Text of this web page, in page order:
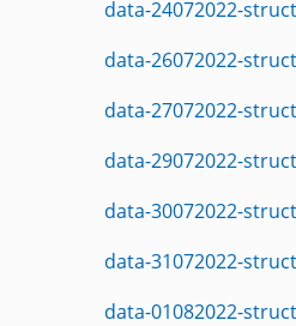
data-24072022-
data-26072022-
data-27072022-
data-29072022-
data-30072022-
data-31072022-
data-01082022-